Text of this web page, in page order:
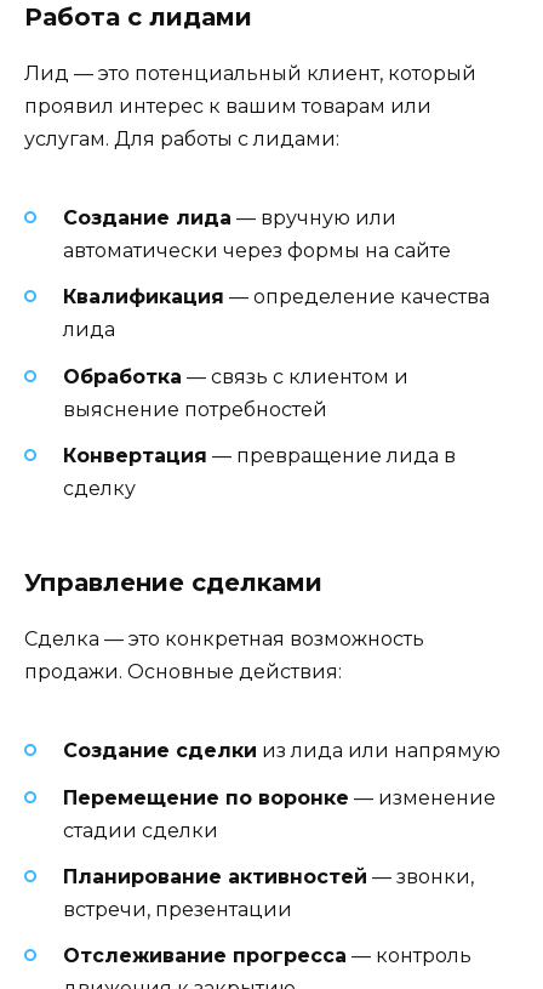
Работа с лидами
Лид — это потенциальный клиент, который
проявил интерес к вашим товарам или
услугам. Для работы с лидами:
Создание лида — вручную или
автоматически через формы на сайте
Квалификация — определение качества
лида
Обработка — связь с клиентом и
выяснение потребностей
Конвертация — превращение лида в
сделку
Управление сделками
Сделка — это конкретная возможность
продажи. Основные действия:
Создание сделки из лида или напрямую
Перемещение по воронке — изменение
стадии сделки
Планирование активностей — звонки,
встречи, презентации
Отслеживание прогресса — контроль